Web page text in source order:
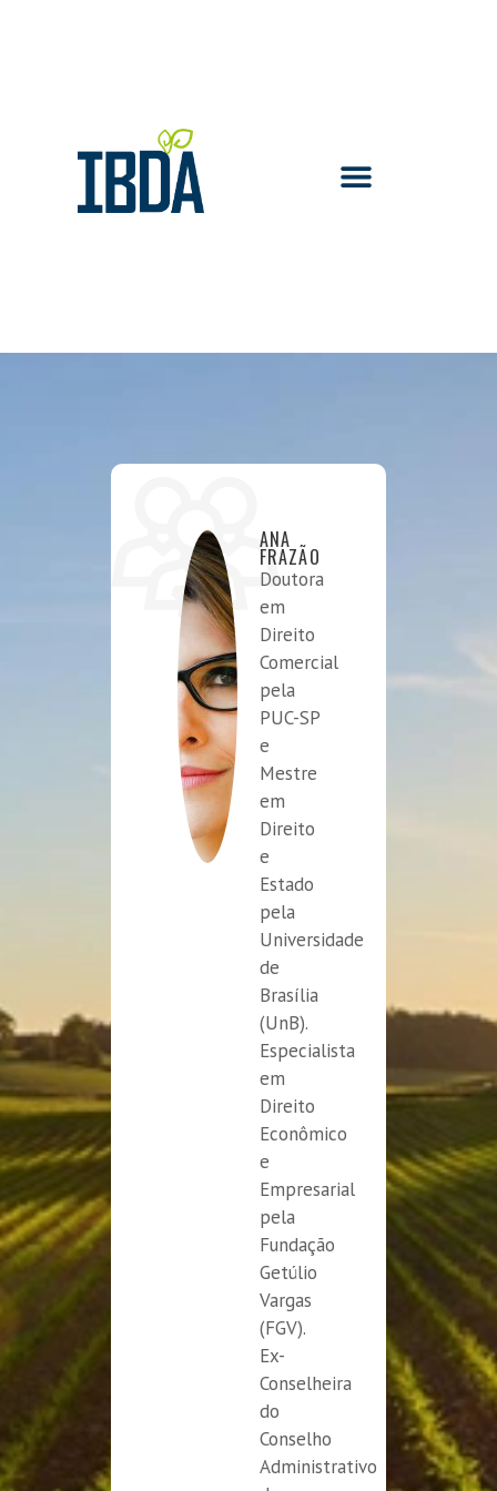
ANA
FRAZÃO
Doutora
em
Direito
Comercial
pela
PUC-SP
e
Mestre
em
Direito
e
Estado
pela
Universidade
de
Brasília
(UnB).
Especialista
em
Direito
Econômico
e
Empresarial
pela
Fundação
Getúlio
Vargas
(FGV).
Ex-
Conselheira
do
Conselho
Administrativo